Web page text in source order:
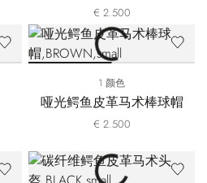
€ 2.500
1 颜色
哑光鳄鱼皮革马术棒球帽
€ 2.500